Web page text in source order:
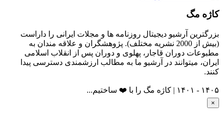
کاژه مگ
بزرگترین آرشیو دیجیتال روزنامه ها و مجلات ایرانی را داراست
(بیش از 2000 نشریه مختلف). پژوهشگران و علاقه مندان به
مطبوعات دوران قاجار، پهلوی و دوران پس از انقلاب اسلامی
ایران، میتوانند در آرشیو ما به مطالب ارزشمندی دسترسی پیدا
کنند.
۱۴۰۵ - ۱۴۰۱ | کاژه مگ را با ❤️ ساختیم...
×